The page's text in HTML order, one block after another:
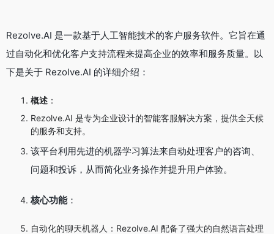
Rezolve.AI 是一款基于人工智能技术的客户服务软件。它旨在通
过自动化和优化客户支持流程来提高企业的效率和服务质量。以
下是关于 Rezolve.AI 的详细介绍：
概述 ：
Rezolve.AI 是专为企业设计的智能客服解决方案，提供全天候
的服务和支持。
该平台利用先进的机器学习算法来自动处理客户的咨询、
问题和投诉，从而简化业务操作并提升用户体验。
核心功能：
自动化的聊天机器人：Rezolve.AI 配备了强大的自然语言处理